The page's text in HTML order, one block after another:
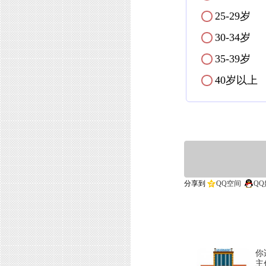
✓ 25-29岁
✓ 30-34岁
✓ 35-39岁
✓ 40岁以上
分享到 QQ空间 QQ
你
主